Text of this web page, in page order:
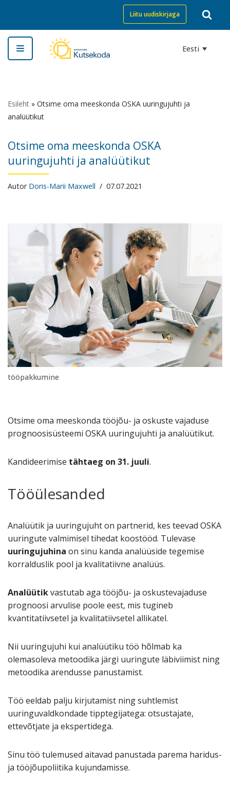
Skip
to
content
Liitu uudiskirjaga
Eesti
Esileht » Otsime oma meeskonda OSKA uuringujuhti ja
analüütikut
Otsime oma meeskonda OSKA
uuringujuhti ja analüütikut
Autor Doris-Marii Maxwell 07.07.2021
tööpakkumine
Otsime oma meeskonda tööjõu- ja oskuste vajaduse
prognoosisüsteemi OSKA uuringujuhti ja analüütikut.
Kandideerimise tähtaeg on 31. juuli.
Tööülesanded
Analüütik ja uuringujuht on partnerid, kes teevad OSKA
uuringute valmimisel tihedat koostööd. Tulevase
uuringujuhina on sinu kanda analüüside tegemise
korralduslik pool ja kvalitatiivne analüüs.
Analüütikvastutab aga tööjõu- ja oskustevajaduse
prognoosi arvulise poole eest, mis tugineb
kvantitatiivsetel ja kvalitatiivsetel allikatel.
Nii uuringujuhi kui analüütiku töö hõlmab ka
olemasoleva metoodika järgi uuringute läbiviimist ning
metoodika arendusse panustamist.
Töö eeldab palju kirjutamist ning suhtlemist
uuringuvaldkondade tipptegijatega: otsustajate,
ettevõtjate ja ekspertidega.
Sinu töö tulemused aitavad panustada parema haridus-
ja tööjõupoliitika kujundamisse.